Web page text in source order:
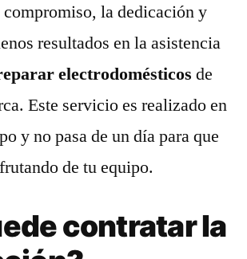
la dedicación y
resultados en la asistencia
electrodomésticos de
Este servicio es realizado en
y no pasa de un día para que
de tu equipo.
contratar la